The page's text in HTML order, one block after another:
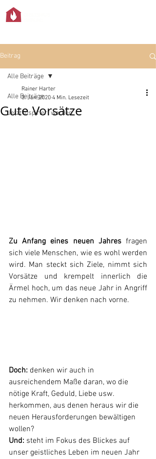
Beitrag
Alle Beiträge
Jetzt inspiriert werden
Alle Beiträge
Gute Vorsätze
Rainer Harter
3. Jan. 2020 4 Min. Lesezeit
Zu Anfang eines neuen Jahres fragen
sich viele Menschen, wie es wohl werden
wird. Man steckt sich Ziele, nimmt sich
Vorsätze und krempelt innerlich die
Ärmel hoch, um das neue Jahr in Angriff
zu nehmen. Wir denken nach vorne.
Doch: denken wir auch in
ausreichendem Maße daran, wo die
nötige Kraft, Geduld, Liebe usw.
herkommen, aus denen heraus wir die
neuen Herausforderungen bewältigen
wollen?
Und: steht im Fokus des Blickes auf
unser geistliches Leben im neuen Jahr